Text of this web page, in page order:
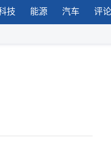
技 能源 汽车 评论